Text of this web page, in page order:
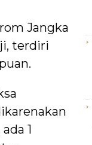
Jangka
terdiri
1